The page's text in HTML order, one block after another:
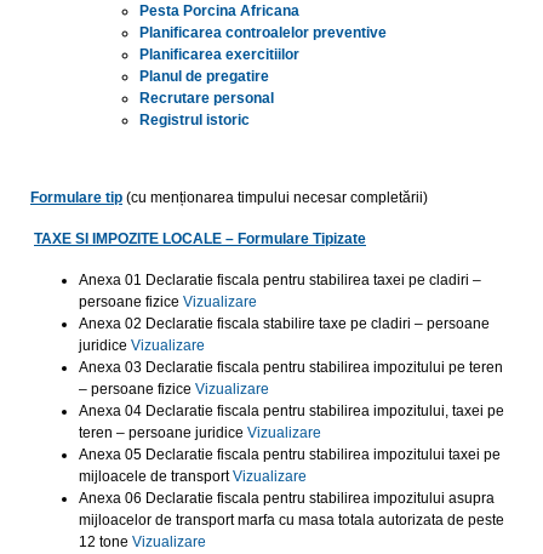
Pesta Porcina Africana
Planificarea controalelor preventive
Planificarea exercitiilor
Planul de pregatire
Recrutare personal
Registrul istoric
Formulare tip (cu menționarea timpului necesar completării)
TAXE SI IMPOZITE LOCALE – Formulare Tipizate
Anexa 01 Declaratie fiscala pentru stabilirea taxei pe cladiri –
persoane fizice Vizualizare
Anexa 02 Declaratie fiscala stabilire taxe pe cladiri – persoane
juridice Vizualizare
Anexa 03 Declaratie fiscala pentru stabilirea impozitului pe teren
– persoane fizice Vizualizare
Anexa 04 Declaratie fiscala pentru stabilirea impozitului, taxei pe
teren – persoane juridice Vizualizare
Anexa 05 Declaratie fiscala pentru stabilirea impozitului taxei pe
mijloacele de transportVizualizare
Anexa 06 Declaratie fiscala pentru stabilirea impozitului asupra
mijloacelor de transport marfa cu masa totala autorizata de peste
12 tone Vizualizare